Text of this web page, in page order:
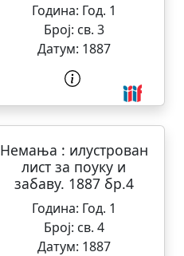
Година: Год. 1
Број: св. 3
Датум: 1887
Немања : илустрован
лист за поуку и
забаву. 1887 бр.4
Година: Год. 1
Број: св. 4
Датум: 1887